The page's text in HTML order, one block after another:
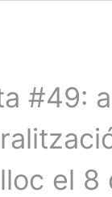
#49:
el 8